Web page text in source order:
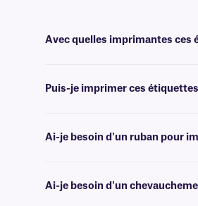
Avec quelles imprimantes ces
Puis-je imprimer ces
Ai-je besoin d'un ruban pour
Ai-je besoin d'un